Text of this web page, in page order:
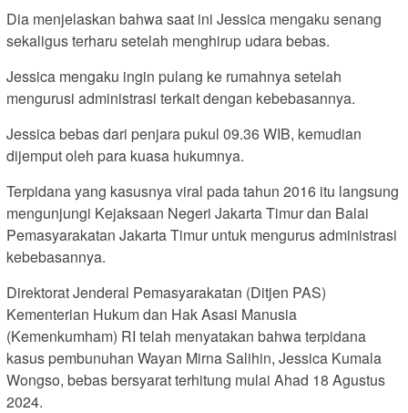
Dia menjelaskan bahwa saat ini Jessica mengaku senang
sekaligus terharu setelah menghirup udara bebas.
Jessica mengaku ingin pulang ke rumahnya setelah
mengurusi administrasi terkait dengan kebebasannya.
Jessica bebas dari penjara pukul 09.36 WIB, kemudian
dijemput oleh para kuasa hukumnya.
Terpidana yang kasusnya viral pada tahun 2016 itu langsung
mengunjungi Kejaksaan Negeri Jakarta Timur dan Balai
Pemasyarakatan Jakarta Timur untuk mengurus administrasi
kebebasannya.
Direktorat Jenderal Pemasyarakatan (Ditjen PAS)
Kementerian Hukum dan Hak Asasi Manusia
(Kemenkumham) RI telah menyatakan bahwa terpidana
kasus pembunuhan Wayan Mirna Salihin, Jessica Kumala
Wongso, bebas bersyarat terhitung mulai Ahad 18 Agustus
2024.